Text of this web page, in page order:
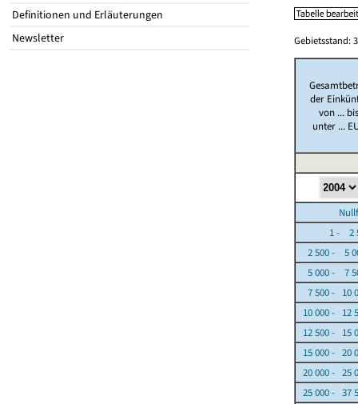
Definitionen und Erläuterungen
Newsletter
Gebietsstand:
der
von ...
unter ...
1 - 2
2 500 - 5
5 000 - 7
7 500 - 10
10 000 - 12
12 500 - 15
15 000 - 20
20 000 - 25
25 000 - 37